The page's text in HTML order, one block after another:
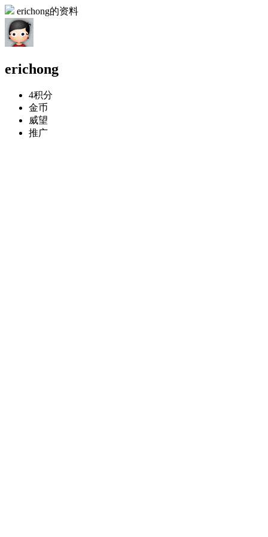
erichong的资料
erichong
4积分
金币
威望
推广